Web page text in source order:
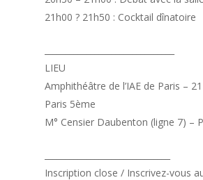
21h00 ? 21h50 : Cocktail dînatoire
LIEU
Amphithéâtre de l’IAE de Paris –
Paris 5ème
M° Censier Daubenton (ligne 7) –
Inscription close / Inscrivez-vous